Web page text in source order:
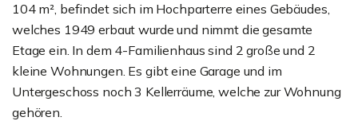
104 m², befindet sich im Hochparterre eines Gebäudes,
welches 1949 erbaut wurde und nimmt die gesamte
Etage ein. In dem 4-Familienhaus sind 2 große und 2
kleine Wohnungen. Es gibt eine Garage und im
Untergeschoss noch 3 Kellerräume, welche zur Wohnung
gehören.